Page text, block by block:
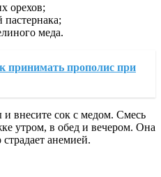
орехов;
меда.
принимать прополис при
внесите сок с медом. Смесь
утром, в обед и вечером. Она
анемией.